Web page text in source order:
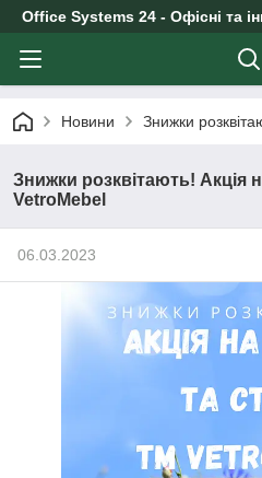
Office Systems 24 - Офісні та
Новини Знижки
Знижки розквітають! Акція
VetroMebel
06.03.2023